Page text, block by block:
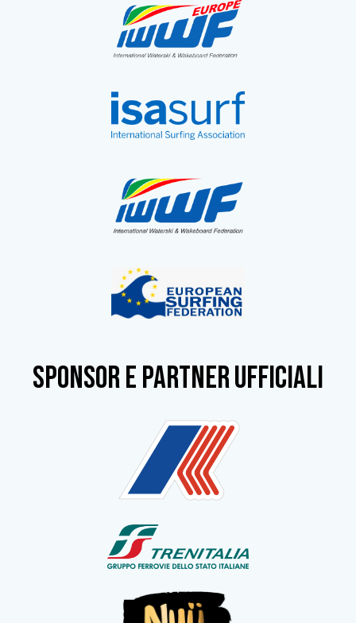
SPONSOR e partner ufficiali